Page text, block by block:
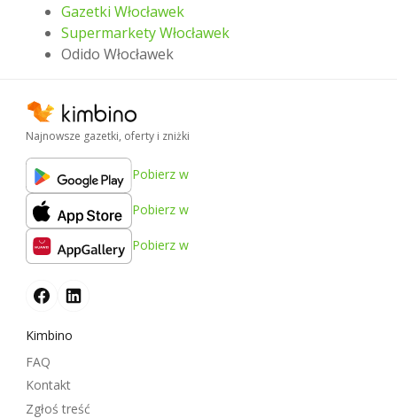
Gazetki Włocławek
Supermarkety Włocławek
Odido Włocławek
Najnowsze gazetki, oferty i zniżki
Pobierz w
Pobierz w
Pobierz w
Kimbino
FAQ
Kontakt
Zgłoś treść